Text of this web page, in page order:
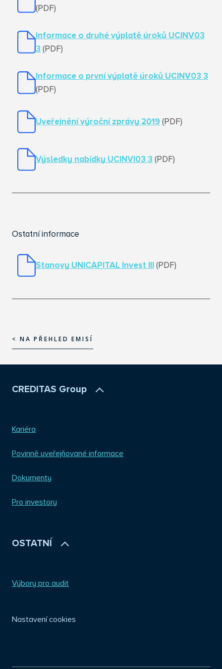
(PDF)
Informace o druhé výplatě úroků UCINV03
3 (PDF)
Informace o první výplatě úroků UCINV03 3
(PDF)
Uveřejnění výroční zprávy 2019 (PDF)
Výsledky nabídky UCINVI03 3 (PDF)
Ostatní informace
Stanovy UNICAPITAL Invest III (PDF)
< NA PŘEHLED EMISÍ
CREDITAS Group
Kariéra
Povinně uveřejňované informace
Dokumenty
Pro investory
OSTATNÍ
Výbory pro audit
Nastavení cookies